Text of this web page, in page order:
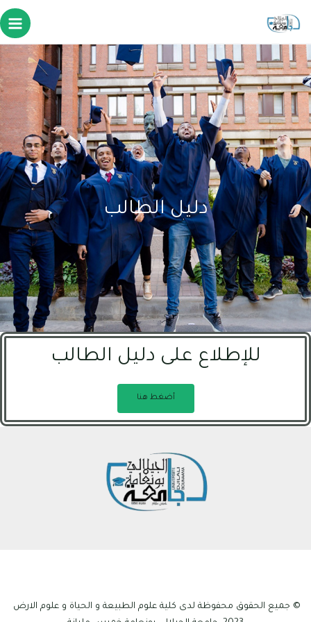
دليل الطالب
للإطلاع على دليل الطالب
أضغط هنا
© جميع الحقوق محفوظة لدى كلية علوم الطبيعة و الحياة و علوم الارض